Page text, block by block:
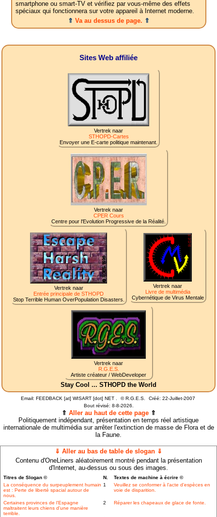
smartphone ou smart-TV et vérifiez par vous-même des effets
spéciaux qui fonctionnera sur votre appareil à Internet moderne.
⇑ Va au dessus de page. ⇑
Sites Web affiliée
Vertrek naar
STHOPD-Cartes
Envoyer une E-carte politique maintenant.
Vertrek naar
CPER Cours
Centre pour l'Evolution Progressive de la Réalité.
Vertrek naar
Entrée principale de STHOPD
Stop Terrible Human OverPopulation Disasters.
Vertrek naar
Livre de multimédia
Cybernétique de Virus Mentale
Vertrek naar
R.G.E.S.
Artiste créateur / WebDeveloper
Stay Cool ... STHOPD the World
Email: FEEDBACK [at] WISART [dot] NET . ©R.G.E.S.
Créé: 22-Juillet-2007
Bout révisé: 8-8-2026.
⇑ Aller au haut de cette page⇑
Politiquement indépendant, présentation en temps réel artistique
internationale de multimédia sur arrêter l'extinction de masse de Flora et de
la Faune.
⇓ Aller au bas de table de slogan ⇓
Contenu d'OneLiners aléatoirement montré pendant la présentation
d'Internet, au-dessus ou sous des images.
Titres de Slogan © N.
Textes de machine à écrire ©
La conséquence du surpeuplement humain
est : Perte de liberté spacial autour de
nous.
1
Veuillez se conformer à l'acte d'espèces en
voie de disparition.
Certaines provinces de l'Espagne
maltraitent leurs chiens d'une manière
terrible.
2 Réparer les chapeaux de glace de fonte.